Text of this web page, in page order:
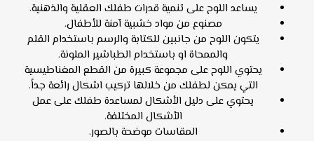
يساعد اللوح على تنمية قدرات طفلك العقلية والذهنية.
مصنوع من مواد خشبية آمنة للأطفال.
يتكون اللوح من جانبين للكتابة والرسم باستخدام القلم
والممحاة او باستخدام الطباشير الملونة.
يحتوي اللوح على مجموعة كبيرة من القطع المغناطيسية
التي يمكن لطفلك من خلالها تركيب اشكال رائعة جداً.
يحتوي على دليل الأشكال لمساعدة طفلك على عمل
الأشكال المختلفة.
المقاسات موضحة بالصور.